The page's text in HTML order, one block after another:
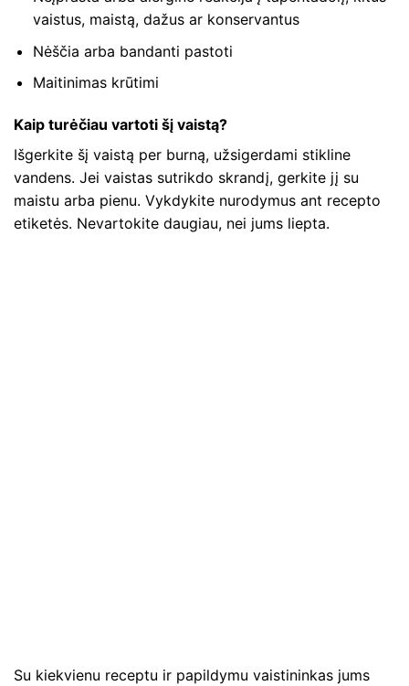
vaistus, maistą, dažus ar konservantus
Nėščia arba bandanti pastoti
Maitinimas krūtimi
Kaip turėčiau vartoti šį vaistą?
Išgerkite šį vaistą per burną, užsigerdami stikline
vandens. Jei vaistas sutrikdo skrandį, gerkite jį su
maistu arba pienu. Vykdykite nurodymus ant recepto
etiketės. Nevartokite daugiau, nei jums liepta.
Su kiekvienu receptu ir papildymu vaistininkas jums